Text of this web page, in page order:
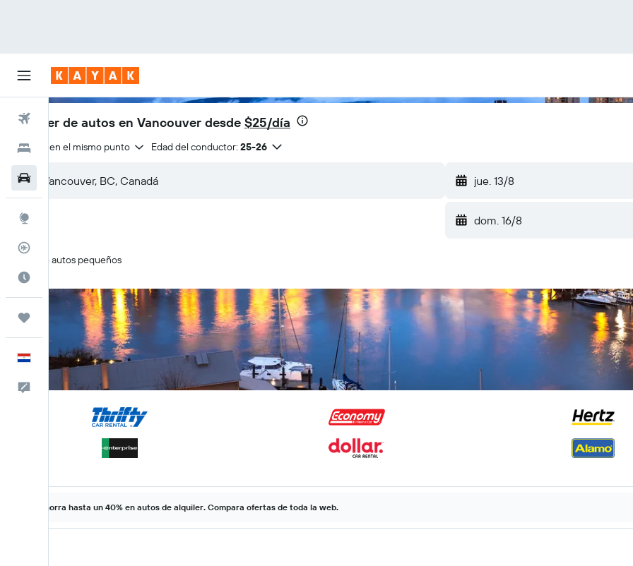
Vuelos
Hoteles
Autos
Trips
Español
Comentarios
Alquiler de autos en Vancouver desde $25/día
Entrega en el mismo punto Edad del conductor: 25-26
jue. 13/8
dom. 16/8
Solo autos pequeños
Ahorra hasta un 40% en autos de alquiler. Compara ofertas de toda la web.